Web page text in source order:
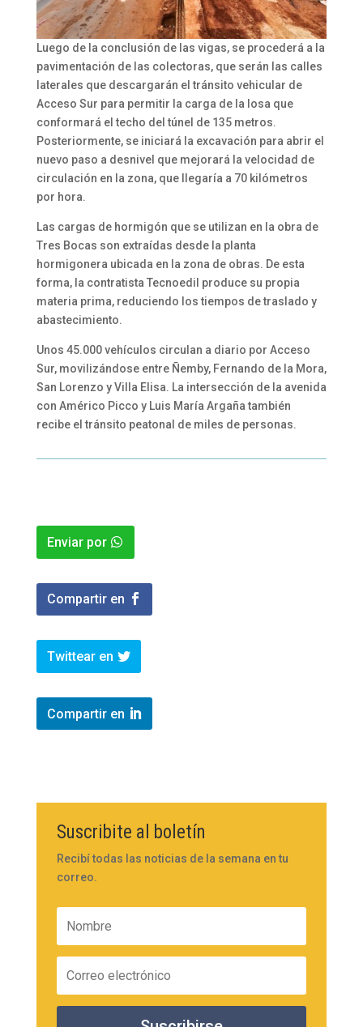
Luego de la conclusión de las vigas, se procederá a la
pavimentación de las colectoras, que serán las calles
laterales que descargarán el tránsito vehicular de
Acceso Sur para permitir la carga de la losa que
conformará el techo del túnel de 135 metros.
Posteriormente, se iniciará la excavación para abrir el
nuevo paso a desnivel que mejorará la velocidad de
circulación en la zona, que llegaría a 70 kilómetros
por hora.
Las cargas de hormigón que se utilizan en la obra de
Tres Bocas son extraídas desde la planta
hormigonera ubicada en la zona de obras. De esta
forma, la contratista Tecnoedil produce su propia
materia prima, reduciendo los tiempos de traslado y
abastecimiento.
Unos 45.000 vehículos circulan a diario por Acceso
Sur, movilizándose entre Ñemby, Fernando de la Mora,
San Lorenzo y Villa Elisa. La intersección de la avenida
con Américo Picco y Luis María Argaña también
recibe el tránsito peatonal de miles de personas.
Enviar por
Compartir en
Twittear en
Compartir en
Suscribite al boletín
Recibí todas las noticias de la semana en tu
correo.